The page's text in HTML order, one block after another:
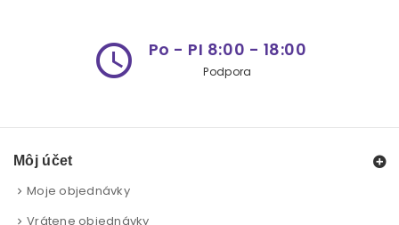
access_time Po - PI 8:00 - 18:00
Podpora
Môj účet
Moje objednávky
Vrátene objednávky